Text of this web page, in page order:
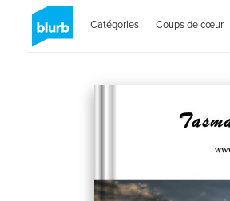
Catégories Coups de cœur